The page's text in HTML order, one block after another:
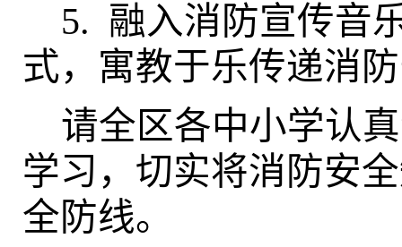
5. 融入消防宣传音
式，寓教于乐传递消
请全区各中小学认
学习，切实将消防安
全防线。